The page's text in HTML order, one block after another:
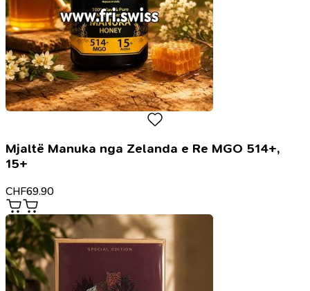
Mjaltë Manuka nga Zelanda e Re MGO 514+,
15+
CHF69.90